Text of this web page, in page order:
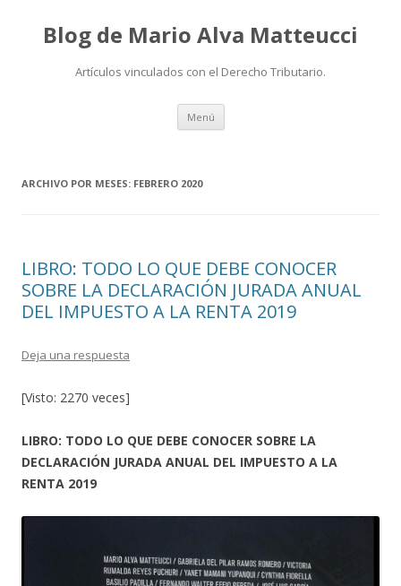
Blog de Mario Alva Matteucci
Artículos vinculados con el Derecho Tributario.
Menú Ir
contenido
ARCHIVO POR MESES: FEBRERO 2020
LIBRO: TODO LO QUE DEBE CONOCER
SOBRE LA DECLARACIÓN JURADA ANUAL
DEL IMPUESTO A LA RENTA 2019
Deja una respuesta
[Visto: 2270 veces]
LIBRO: TODO LO QUE DEBE CONOCER SOBRE LA
DECLARACIÓN JURADA ANUAL DEL IMPUESTO A LA
RENTA 2019